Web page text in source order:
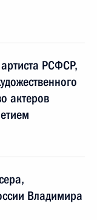
РСФСР,
актеров
Владимира